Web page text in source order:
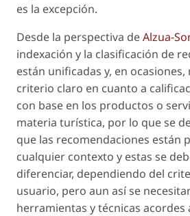
es la excepción.
Desde la perspectiva deAlzua-
indexación y la clasificación de
están unificadas y, en ocasiones,
criterio claro en cuanto a
con base en los productos o
materia turística, por lo que se
que las recomendaciones están
cualquier contexto y estas se
diferenciar, dependiendo del
usuario, pero aun así se
herramientas y técnicas acordes